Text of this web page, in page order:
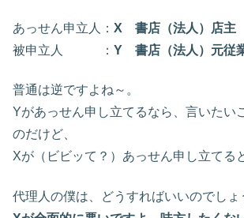
あっせん申立人： X 書店（法人）店主
被申立人 ： Y 書店（法人）元従
普通は逆ですよね～。
Yがあっせん申し立てるなら、言いたい
のだけど、
Xが（ビビッて？）あっせん申し立てる
代理人の僕は、どうすればいいのでしょ